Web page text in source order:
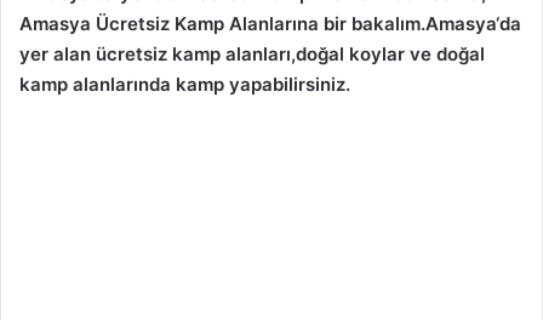
Amasya Ücretsiz Kamp Alanlarına bir bakalım.Amasya‘da
yer alan ücretsiz kamp alanları,doğal koylar ve doğal
kamp alanlarında kamp yapabilirsiniz.